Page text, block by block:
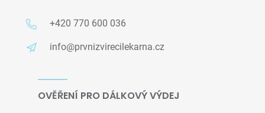
+420 770 600 036
info@prvnizvirecilekarna.cz
OVĚŘENÍ PRO DÁLKOVÝ VÝDEJ